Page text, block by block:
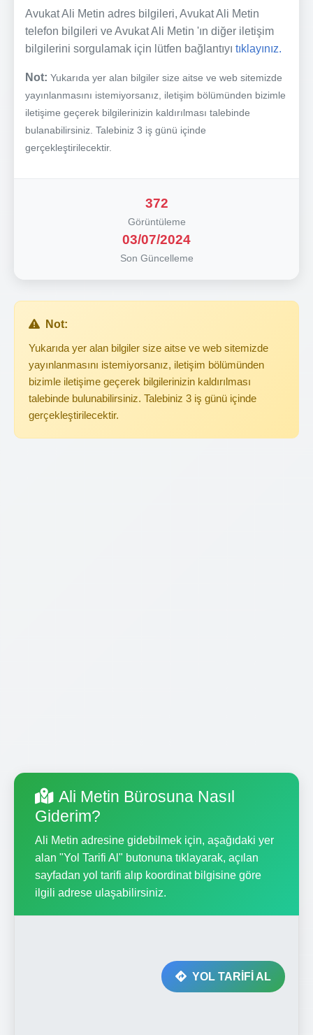
Avukat Ali Metin adres bilgileri, Avukat Ali Metin
telefon bilgileri ve Avukat Ali Metin 'ın diğer iletişim
bilgilerini sorgulamak için lütfen bağlantıyı tıklayınız.
Not: Yukarıda yer alan bilgiler size aitse ve web sitemizde
yayınlanmasını istemiyorsanız, iletişim bölümünden bizimle
iletişime geçerek bilgilerinizin kaldırılması talebinde
bulanabilirsiniz. Talebiniz 3 iş günü içinde
gerçekleştirilecektir.
372
Görüntüleme
03/07/2024
Son Güncelleme
Not:
Yukarıda yer alan bilgiler size aitse ve web sitemizde
yayınlanmasını istemiyorsanız, iletişim bölümünden
bizimle iletişime geçerek bilgilerinizin kaldırılması
talebinde bulunabilirsiniz. Talebiniz 3 iş günü içinde
gerçekleştirilecektir.
Ali Metin Bürosuna Nasıl
Giderim?
Ali Metin adresine gidebilmek için, aşağıdaki yer
alan "Yol Tarifi Al" butonuna tıklayarak, açılan
sayfadan yol tarifi alıp koordinat bilgisine göre
ilgili adrese ulaşabilirsiniz.
YOL TARİFİ AL